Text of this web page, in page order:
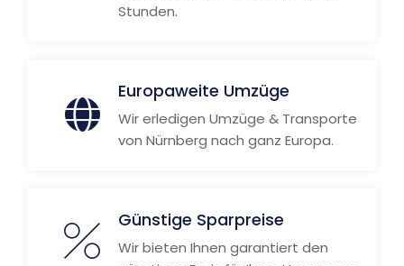
Stunden.
Europaweite Umzüge
Wir erledigen Umzüge & Transporte
von Nürnberg nach ganz Europa.
Günstige Sparpreise
Wir bieten Ihnen garantiert den